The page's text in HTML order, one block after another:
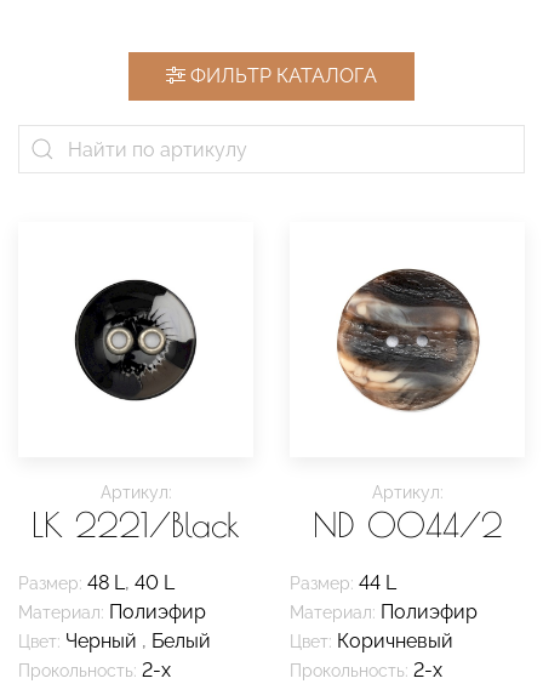
ФИЛЬТР КАТАЛОГА
Артикул:
LK 2221/Black
Размер: 48 L, 40 L
Материал: Полиэфир
Цвет: Черный , Белый
Прокольность: 2-х
Артикул:
ND 0044/2
Размер: 44 L
Материал: Полиэфир
Цвет: Коричневый
Прокольность: 2-х